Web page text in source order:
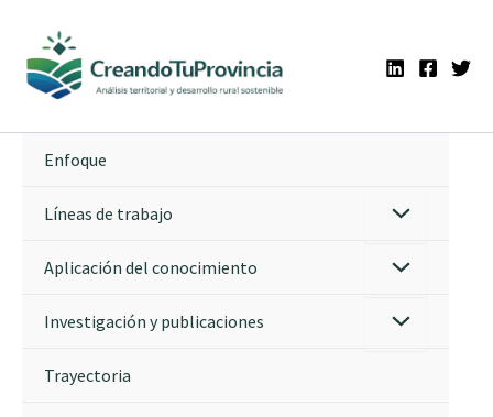
contenido
Enfoque
Líneas de trabajo
Aplicación del conocimiento
Investigación y publicaciones
Trayectoria